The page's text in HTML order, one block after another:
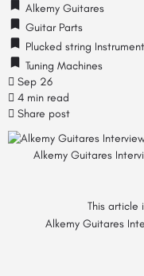
Alkemy Guitares
Guitar Parts
Plucked string
Tuning Machines
Sep 26
4 min read
Share post
Alkemy Guitares
This article
Alkemy Guitares